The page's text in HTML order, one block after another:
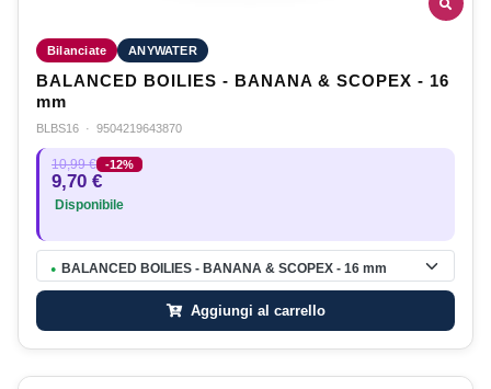
Bilanciate ANYWATER
BALANCED BOILIES - BANANA & SCOPEX - 16
mm
BLBS16 · 9504219643870
10,99 € -12%
9,70 €
Disponibile
● BALANCED BOILIES - BANANA & SCOPEX - 16 mm
Aggiungi al carrello